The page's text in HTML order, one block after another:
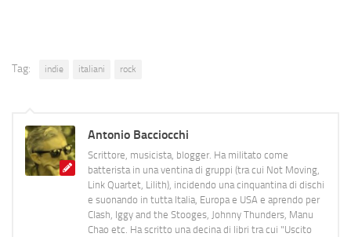
Tag: indie italiani rock
Antonio Bacciocchi
Scrittore, musicista, blogger. Ha militato come
batterista in una ventina di gruppi (tra cui Not Moving,
Link Quartet, Lilith), incidendo una cinquantina di dischi
e suonando in tutta Italia, Europa e USA e aprendo per
Clash, Iggy and the Stooges, Johnny Thunders, Manu
Chao etc. Ha scritto una decina di libri tra cui "Uscito